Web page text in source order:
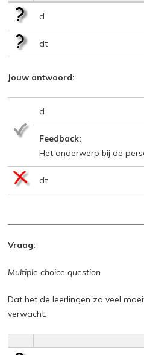
d
dt
Jouw antwoord:
d
Feedback:
Het onderwerp bij de
dt
Vraag:
Multiple choice question
Dat het de leerlingen zo veel
verwacht.